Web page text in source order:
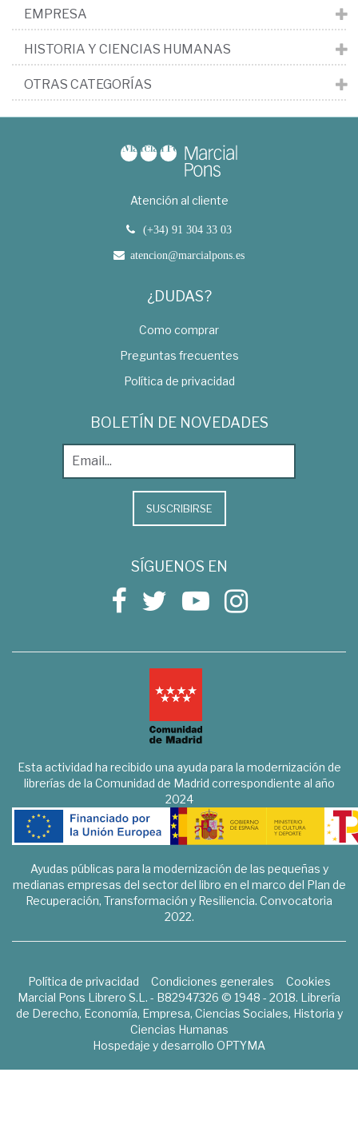
EMPRESA
HISTORIA Y CIENCIAS HUMANAS
OTRAS CATEGORÍAS
Atención al cliente
(+34) 91 304 33 03
atencion@marcialpons.es
¿DUDAS?
Como comprar
Preguntas frecuentes
Política de privacidad
BOLETÍN DE NOVEDADES
SUSCRIBIRSE
SÍGUENOS EN
Esta actividad ha recibido una ayuda para la modernización de
librerías de la Comunidad de Madrid correspondiente al año
2024
Ayudas públicas para la modernización de las pequeñas y
medianas empresas del sector del libro en el marco del Plan de
Recuperación, Transformación y Resiliencia. Convocatoria
2022.
Política de privacidad Condiciones generales
Cookies
Marcial Pons Librero S.L. - B82947326 © 1948 - 2018. Librería
de Derecho, Economía, Empresa, Ciencias Sociales, Historia y
Ciencias Humanas
Hospedaje y desarrollo OPTYMA